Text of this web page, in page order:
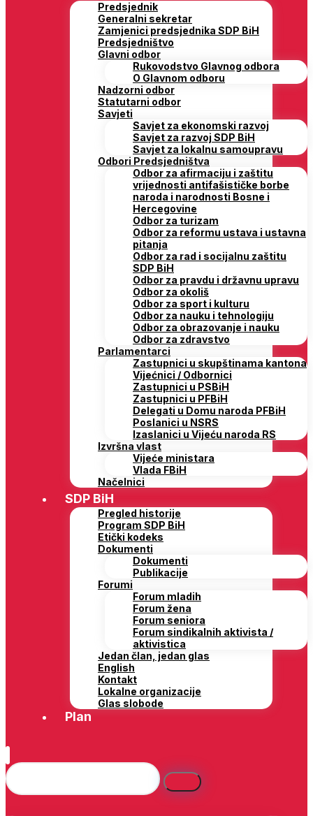
Predsjednik
Generalni sekretar
Zamjenici predsjednika SDP BiH
Predsjedništvo
Glavni odbor
Rukovodstvo Glavnog odbora
O Glavnom odboru
Nadzorni odbor
Statutarni odbor
Savjeti
Savjet za ekonomski razvoj
Savjet za razvoj SDP BiH
Savjet za lokalnu samoupravu
Odbori Predsjedništva
Odbor za afirmaciju i zaštitu
vrijednosti antifašističke borbe
naroda i narodnosti Bosne i
Hercegovine
Odbor za turizam
Odbor za reformu ustava i ustavna
pitanja
Odbor za rad i socijalnu zaštitu
SDP BiH
Odbor za pravdu i državnu upravu
Odbor za okoliš
Odbor za sport i kulturu
Odbor za nauku i tehnologiju
Odbor za obrazovanje i nauku
Odbor za zdravstvo
Parlamentarci
Zastupnici u skupštinama kantona
Vijećnici / Odbornici
Zastupnici u PSBiH
Zastupnici u PFBiH
Delegati u Domu naroda PFBiH
Poslanici u NSRS
Izaslanici u Vijeću naroda RS
Izvršna vlast
Vijeće ministara
Vlada FBiH
Načelnici
SDP BiH
Pregled historije
Program SDP BiH
Etički kodeks
Dokumenti
Dokumenti
Publikacije
Forumi
Forum mladih
Forum žena
Forum seniora
Forum sindikalnih aktivista /
aktivistica
Jedan član, jedan glas
English
Kontakt
Lokalne organizacije
Glas slobode
Plan